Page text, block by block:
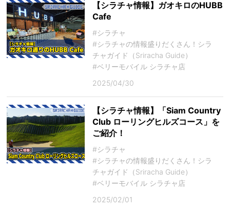
【シラチャ情報】ガオキロのHUBB
Cafe
#シラチャ
#シラチャの情報盛りだくさん！シラ
チャガイド（Sriracha Guide）
#ベリーモバイル シラチャ店
2025/04/30
【シラチャ情報】「Siam Country
Club ローリングヒルズコース」を
ご紹介！
#シラチャ
#シラチャの情報盛りだくさん！シラ
チャガイド（Sriracha Guide）
#ベリーモバイル シラチャ店
2025/02/01